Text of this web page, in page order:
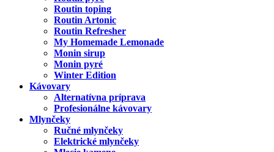
Routin toping
Routin Artonic
Routin Refresher
My Homemade Lemonade
Monin sirup
Monin pyré
Winter Edition
Kávovary
Alternatívna príprava
Profesionálne kávovary
Mlynčeky
Ručné mlynčeky
Elektrické mlynčeky